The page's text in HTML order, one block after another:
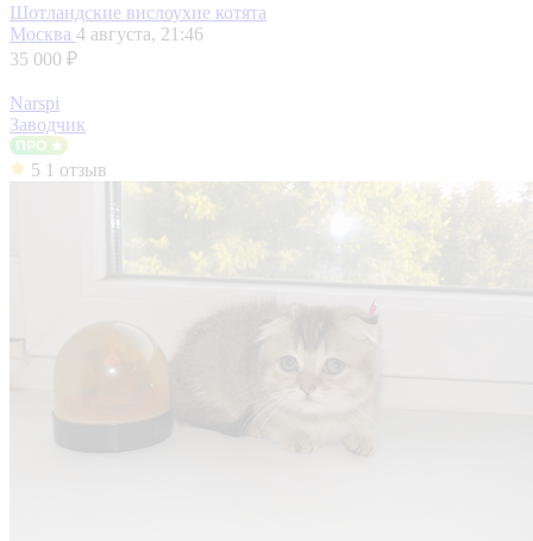
Шотландские вислоухие котята
Москва 4 августа, 21:46
35 000 ₽
Narspi
Заводчик
5 1 отзыв